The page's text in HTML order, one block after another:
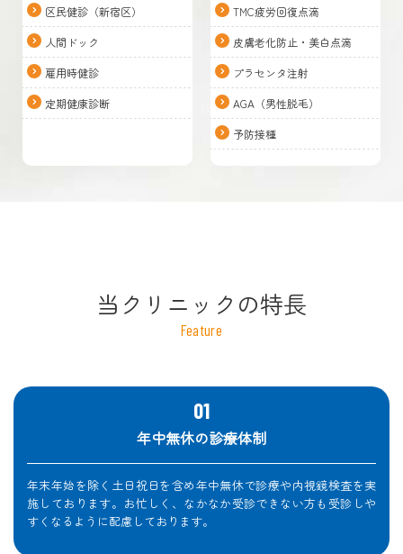
区民健診（新宿区）
人間ドック
雇用時健診
定期健康診断
TMC疲労回復点滴
皮膚老化防止・美白点滴
プラセンタ注射
AGA（男性脱毛）
予防接種
当クリニックの特長
Feature
年中無休の診療体制
年末年始を除く土日祝日を含め年中無休で診療や内視鏡検査を実
施しております。お忙しく、なかなか受診できない方も受診しや
すくなるように配慮しております。